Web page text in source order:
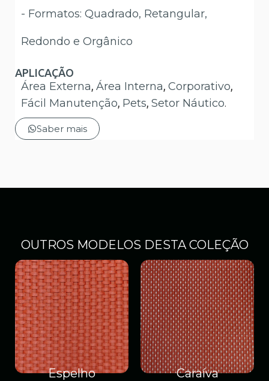
- Formatos: Quadrado, Retangular,
Redondo e Orgânico
APLICAÇÃO
Área Externa Área Interna Corporativo
Fácil Manutenção Pets Setor Náutico.
Saber mais
OUTROS MODELOS DESTA COLEÇÃO
Espelho Caraíva